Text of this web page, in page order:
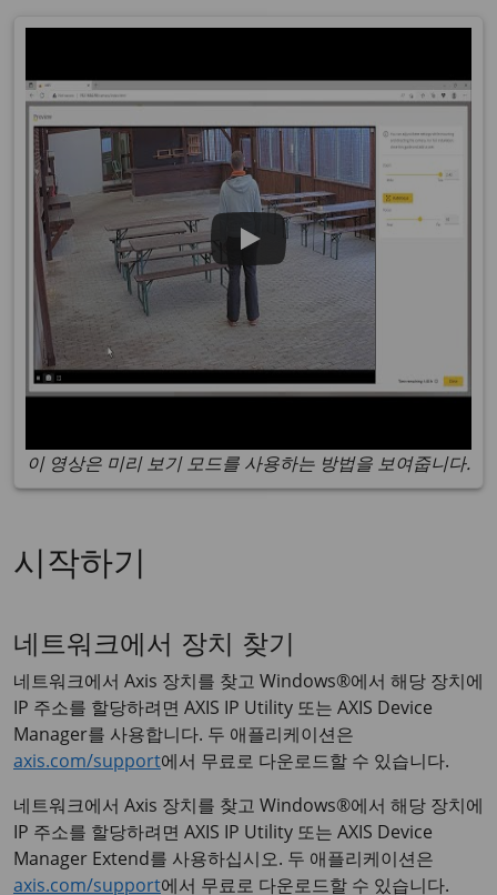
이 영상은 미리 보기 모드를 사용하는 방법을 보여줍니다.
시작하기
네트워크에서 장치 찾기
네트워크에서 Axis 장치를 찾고 Windows®에서 해당 장치에
IP 주소를 할당하려면 AXIS IP Utility 또는 AXIS Device
Manager를 사용합니다. 두 애플리케이션은
axis.com/support에서 무료로 다운로드할 수 있습니다.
네트워크에서 Axis 장치를 찾고 Windows®에서 해당 장치에
IP 주소를 할당하려면 AXIS IP Utility 또는 AXIS Device
Manager Extend를 사용하십시오. 두 애플리케이션은
axis.com/support에서 무료로 다운로드할 수 있습니다.